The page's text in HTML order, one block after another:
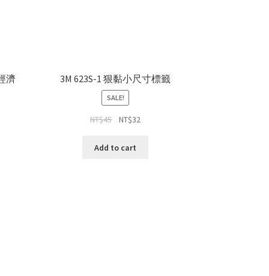
濟 3M 623S-1 狠黏小尺寸標籤
SALE!
NT$45 NT$32
Add to cart